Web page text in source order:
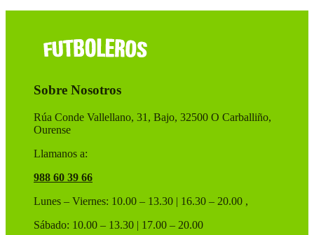
Sobre Nosotros
Rúa Conde Vallellano, 31, Bajo, 32500 O Carballiño,
Ourense
Llamanos a:
988 60 39 66
Lunes – Viernes: 10.00 – 13.30 | 16.30 – 20.00 ,
Sábado: 10.00 – 13.30 | 17.00 – 20.00